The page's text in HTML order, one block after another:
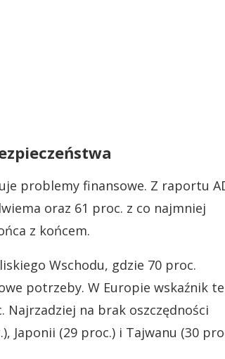
problemy finansowe. Z raportu
oraz 61 proc. z co najmniej
z końcem.
Wschodu, gdzie 70 proc.
potrzeby. W Europie wskaźnik
Najrzadziej na brak oszczędności
Japonii (29 proc.) i Tajwanu (30